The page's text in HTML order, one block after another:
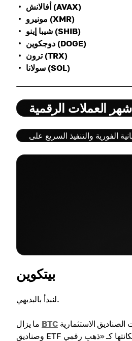
أفالانش (AVAX)
مونيرو (XMR)
شيبا إينو (SHIB)
دوجكوين (DOGE)
ترون (TRX)
سولانا (SOL)
العملات الرقمية
بيتكوين
لنبدأ بالبديهي.
BTC الاستثمارية